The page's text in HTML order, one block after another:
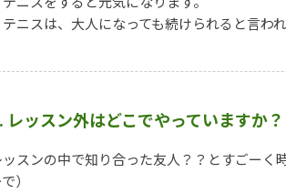
テニスは、大人になっても続けられると言
レッスン外はどこでやっていますか？
ッスンの中で知り合った友人？？とすごー
）